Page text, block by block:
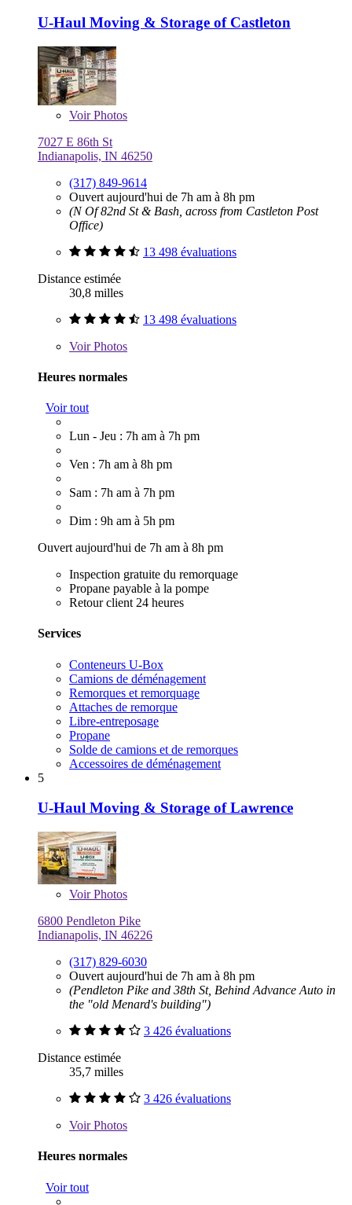
U-Haul Moving & Storage of Castleton
VoirPhotos
7027 E 86th St
Indianapolis, IN 46250
(317) 849-9614
Ouvert aujourd'hui de 7h am à 8h pm
(N Of 82nd St & Bash, across from Castleton Post
Office)
13 498 évaluations
Distance estimée
30,8 milles
13 498 évaluations
VoirPhotos
Heures normales
Voir tout
Lun - Jeu : 7h am à 7h pm
Ven : 7h am à 8h pm
Sam : 7h am à 7h pm
Dim : 9h am à 5h pm
Ouvert aujourd'hui de 7h am à 8h pm
Inspection gratuite du remorquage
Propane payable à la pompe
Retour client 24 heures
Services
Conteneurs U-Box
Camions de déménagement
Remorques et remorquage
Attaches de remorque
Libre-entreposage
Propane
Solde de camions et de remorques
Accessoires de déménagement
5
U-Haul Moving & Storage of Lawrence
VoirPhotos
6800 Pendleton Pike
Indianapolis, IN 46226
(317) 829-6030
Ouvert aujourd'hui de 7h am à 8h pm
(Pendleton Pike and 38th St, Behind Advance Auto in
the "old Menard's building")
3 426 évaluations
Distance estimée
35,7 milles
3 426 évaluations
VoirPhotos
Heures normales
Voir tout